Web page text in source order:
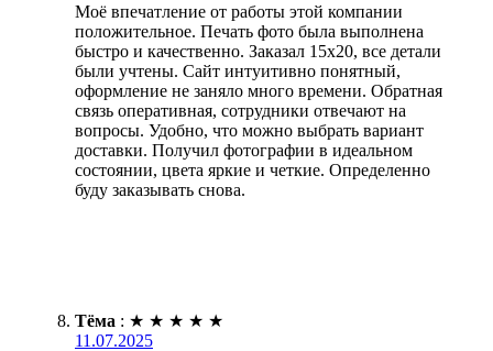
Моё впечатление от работы этой компании
положительное. Печать фото была выполнена
быстро и качественно. Заказал 15х20, все детали
были учтены. Сайт интуитивно понятный,
оформление не заняло много времени. Обратная
связь оперативная, сотрудники отвечают на
вопросы. Удобно, что можно выбрать вариант
доставки. Получил фотографии в идеальном
состоянии, цвета яркие и четкие. Определенно
буду заказывать снова.
Тёма : ★ ★ ★ ★ ★
11.07.2025